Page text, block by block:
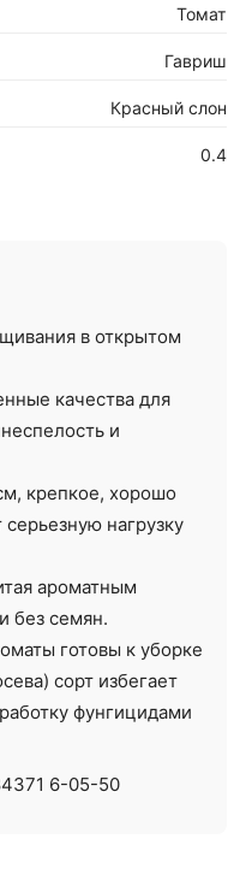
Томат
Гавриш
Красный слон
0.4
в открытом
качества для
и
крепкое, хорошо
нагрузку
ароматным
без семян.
готовы к уборке
сорт избегает
фунгицидами
6-05-50